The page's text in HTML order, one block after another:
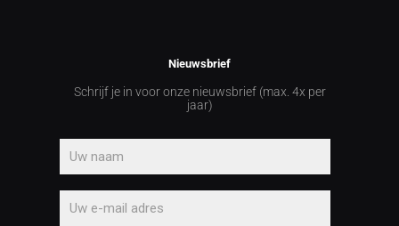
Nieuwsbrief
Schrijf je in voor onze nieuwsbrief (max. 4x per
jaar)